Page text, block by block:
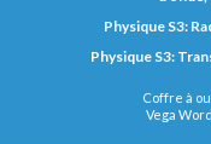
Physique S3:
Physique S3:
Coffre à
Vega